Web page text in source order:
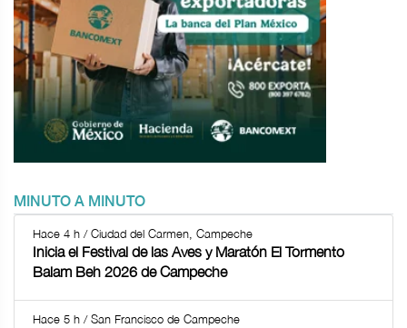
MINUTO A MINUTO
Hace 4 h / Ciudad del Carmen, Campeche
Inicia el Festival de las Aves y Maratón El Tormento
Balam Beh 2026 de Campeche
Hace 5 h / San Francisco de Campeche